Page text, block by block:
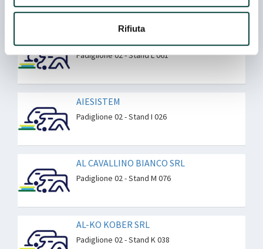
Rifiuta
Padiglione 02 - Stand L 061
AIESISTEM
Padiglione 02 - Stand I 026
AL CAVALLINO BIANCO SRL
Padiglione 02 - Stand M 076
AL-KO KOBER SRL
Padiglione 02 - Stand K 038